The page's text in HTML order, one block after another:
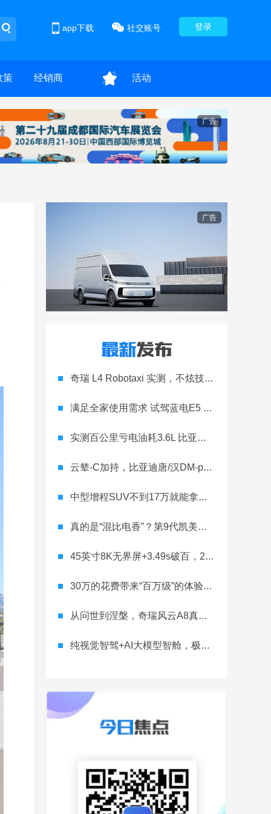
登录
社交账号
app下载
策 经销商 活动
广告
广告
奇瑞 L4 Robotaxi 实测，不炫技只落地
满足全家使用需求 试驾蓝电E5 PLUS长续航版
实测百公里亏电油耗3.6L 比亚迪宋L DM-i不仅仅颜值在线
云辇-C加持，比亚迪唐/汉DM-p战神版诠释如何可快可野
中型增程SUV不到17万就能拿下 新款零跑C11到底有多顶？
真的是“混比电香”？第9代凯美瑞全是“心机”
45英寸8K无界屏+3.49s破百，22.88万的银河E8性能版有多能打？
30万的花费带来“百万级”的体验？全球首款标配800V的MPV是如何做到的
从问世到涅槃，奇瑞风云A8真能压到燃油车最一根救命稻草？
纯视觉智驾+AI大模型智舱，极越01要重新定义智能汽车了？